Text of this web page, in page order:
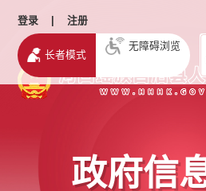
登录 | 注册
长者模式
无障碍浏览
政府信